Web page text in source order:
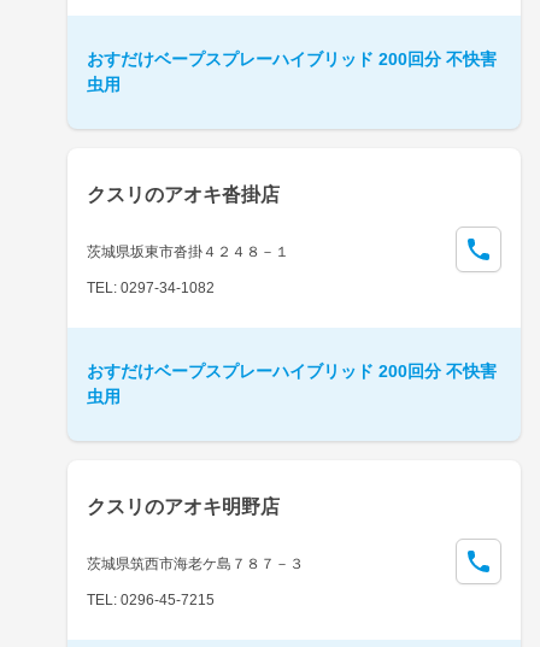
おすだけベープスプレーハイブリッド 200回分 不快害
虫用
クスリのアオキ沓掛店
茨城県坂東市沓掛４２４８－１
TEL: 0297-34-1082
おすだけベープスプレーハイブリッド 200回分 不快害
虫用
クスリのアオキ明野店
茨城県筑西市海老ケ島７８７－３
TEL: 0296-45-7215